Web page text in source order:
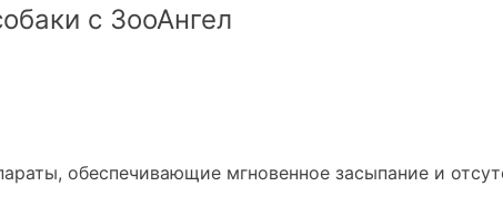
с ЗооАнгел
обеспечивающие мгновенное засыпание и